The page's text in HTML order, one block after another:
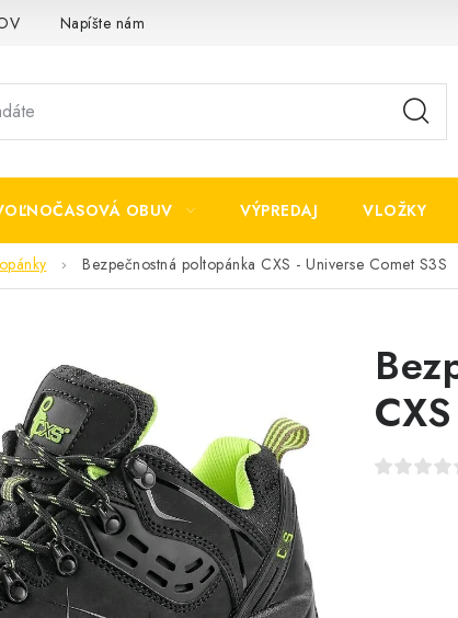
Napíšte nám
OBUV VÝPREDAJ VLOŽKY
Bezpečnostná poltopánka CXS - Universe Comet S3S